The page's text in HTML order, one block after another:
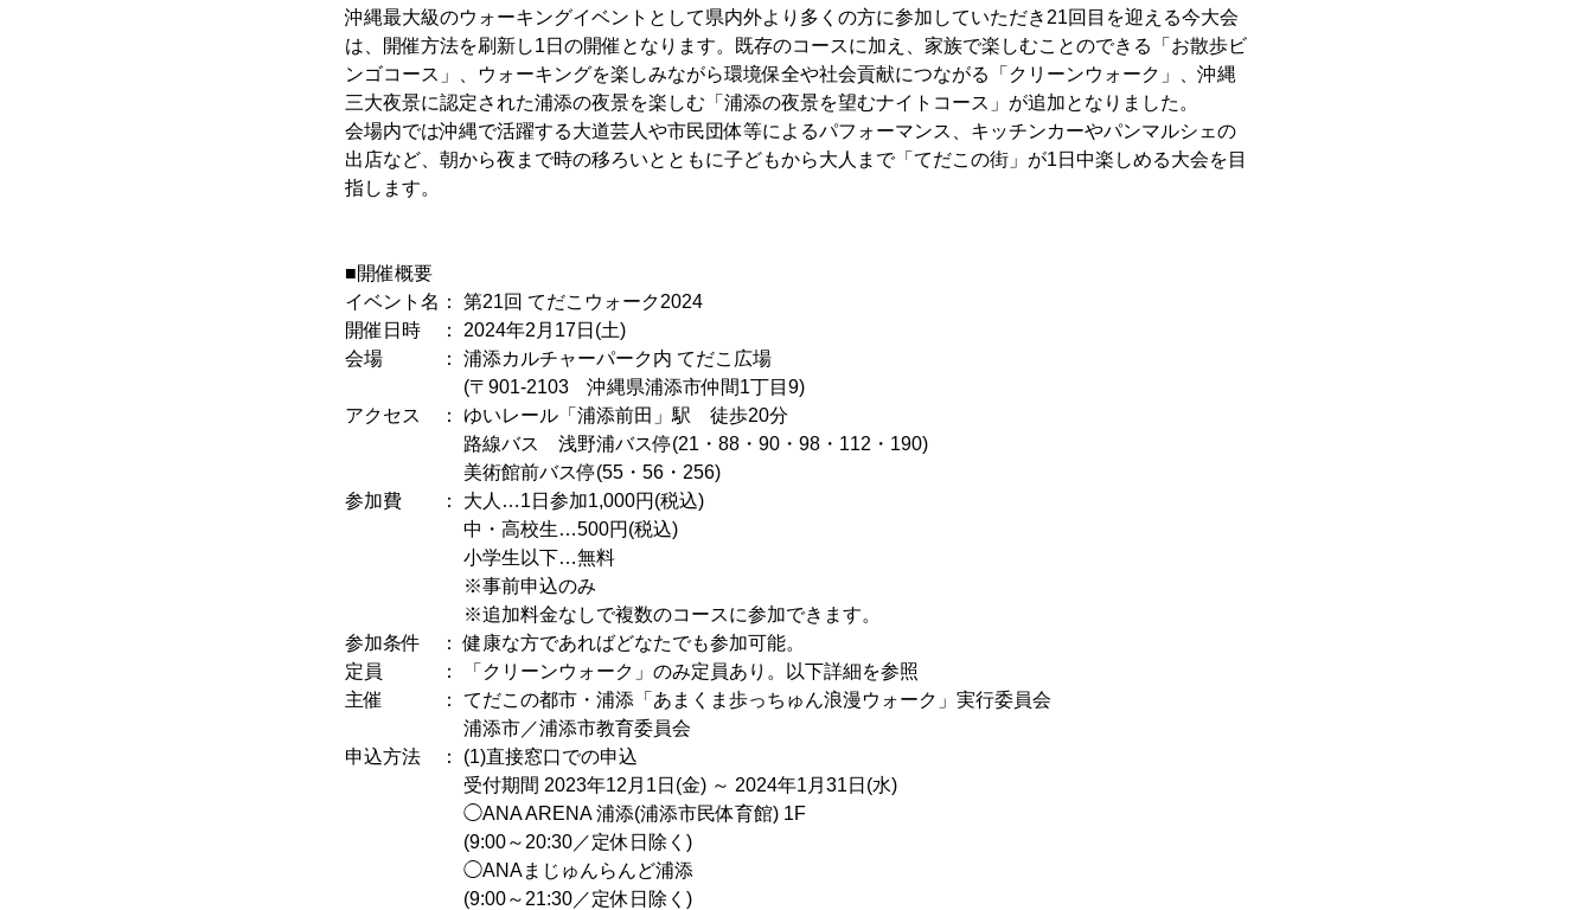
沖縄最大級のウォーキングイベントとして県内外より多くの方に参加していただき21回目を迎える今大会
は、開催方法を刷新し1日の開催となります。既存のコースに加え、家族で楽しむことのできる「お散歩ビ
ンゴコース」、ウォーキングを楽しみながら環境保全や社会貢献につながる「クリーンウォーク」、沖縄
三大夜景に認定された浦添の夜景を楽しむ「浦添の夜景を望むナイトコース」が追加となりました。
会場内では沖縄で活躍する大道芸人や市民団体等によるパフォーマンス、キッチンカーやパンマルシェの
出店など、朝から夜まで時の移ろいとともに子どもから大人まで「てだこの街」が1日中楽しめる大会を目
指します。
■開催概要
イベント名： 第21回 てだこウォーク2024
開催日時 ： 2024年2月17日(土)
会場 ： 浦添カルチャーパーク内 てだこ広場
(〒901-2103 沖縄県浦添市仲間1丁目9)
アクセス ： ゆいレール「浦添前田」駅 徒歩20分
路線バス 浅野浦バス停(21・88・90・98・112・190)
美術館前バス停(55・56・256)
参加費 ： 大人…1日参加1,000円(税込)
中・高校生…500円(税込)
小学生以下…無料
※事前申込のみ
※追加料金なしで複数のコースに参加できます。
参加条件 ： 健康な方であればどなたでも参加可能。
定員 ： 「クリーンウォーク」のみ定員あり。以下詳細を参照
主催 ： てだこの都市・浦添「あまくま歩っちゅん浪漫ウォーク」実行委員会
浦添市／浦添市教育委員会
申込方法 ： (1)直接窓口での申込
受付期間 2023年12月1日(金) ～ 2024年1月31日(水)
◯ANA ARENA 浦添(浦添市民体育館) 1F
(9:00～20:30／定休日除く)
◯ANAまじゅんらんど浦添
(9:00～21:30／定休日除く)